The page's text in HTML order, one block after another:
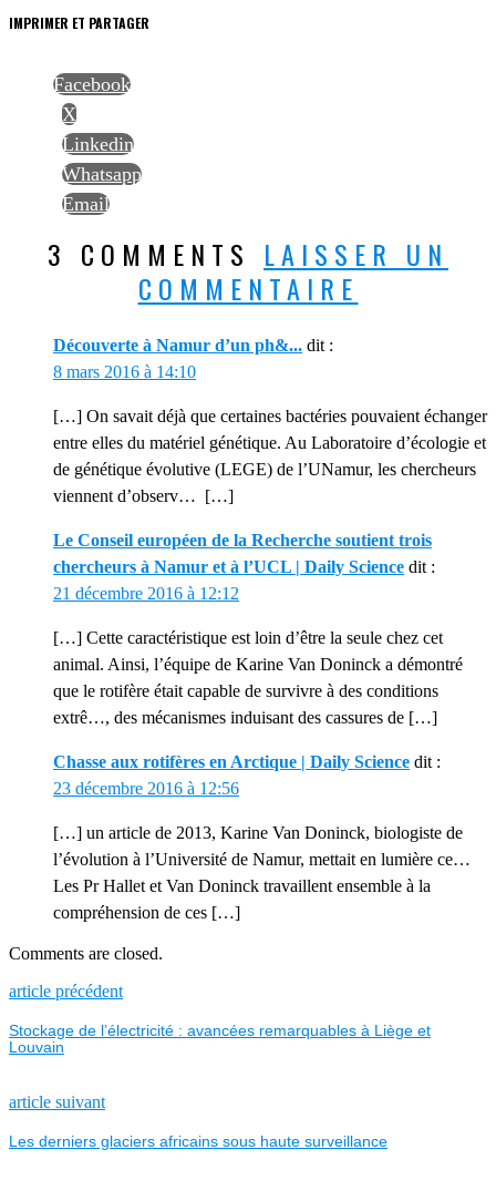
IMPRIMER ET PARTAGER
Facebook
X
Linkedin
Whatsapp
Email
3 COMMENTS LAISSER UN
COMMENTAIRE
Découverte à Namur d’un ph&... dit :
8 mars 2016 à 14:10
[…] On savait déjà que certaines bactéries pouvaient échanger
entre elles du matériel génétique. Au Laboratoire d’écologie et
de génétique évolutive (LEGE) de l’UNamur, les chercheurs
viennent d’observ… […]
Le Conseil européen de la Recherche soutient trois
chercheurs à Namur et à l’UCL | Daily Science dit :
21 décembre 2016 à 12:12
[…] Cette caractéristique est loin d’être la seule chez cet
animal. Ainsi, l’équipe de Karine Van Doninck a démontré
que le rotifère était capable de survivre à des conditions
extrê…, des mécanismes induisant des cassures de […]
Chasse aux rotifères en Arctique | Daily Science dit :
23 décembre 2016 à 12:56
[…] un article de 2013, Karine Van Doninck, biologiste de
l’évolution à l’Université de Namur, mettait en lumière ce…
Les Pr Hallet et Van Doninck travaillent ensemble à la
compréhension de ces […]
Comments are closed.
NAVIGATION
DE
L’ARTICLE
article précédentPrevious
Stockage de l’électricité : avancées remarquables à Liège et
Louvain
article suivantNext
Les derniers glaciers africains sous haute surveillance